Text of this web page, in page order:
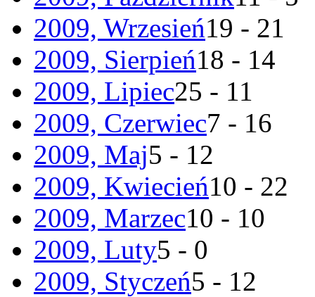
2009, Wrzesień19 - 21
2009, Sierpień18 - 14
2009, Lipiec25 - 11
2009, Czerwiec7 - 16
2009, Maj5 - 12
2009, Kwiecień10 - 22
2009, Marzec10 - 10
2009, Luty5 - 0
2009, Styczeń5 - 12